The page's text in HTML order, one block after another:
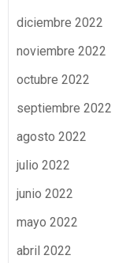
diciembre 2022
noviembre 2022
octubre 2022
septiembre 2022
agosto 2022
julio 2022
junio 2022
mayo 2022
abril 2022